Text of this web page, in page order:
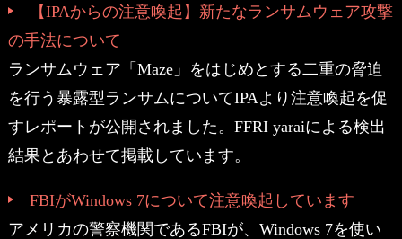
【IPAからの注意喚起】新たなランサムウェア攻撃
の手法について
ランサムウェア「Maze」をはじめとする二重の脅迫
を行う暴露型ランサムについてIPAより注意喚起を促
すレポートが公開されました。FFRI yaraiによる検出
結果とあわせて掲載しています。
FBIがWindows 7について注意喚起しています
アメリカの警察機関であるFBIが、Windows 7を使い